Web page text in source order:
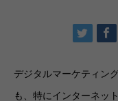
デジタルマーケティン
も、特にインターネッ